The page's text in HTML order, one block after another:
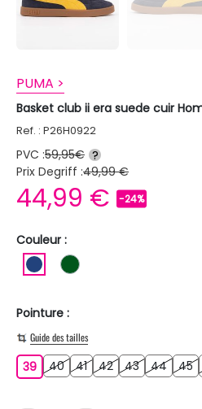
PUMA >
Basket club ii era suede cuir
Ref. : P26H0922
PVC :59,95€ ?
Prix Degriff :49,99 €
44,99 € -24%
Couleur :
BLEU FONCEVERT FONCE
Pointure :
Guide des tailles
393940404141 42424343444445